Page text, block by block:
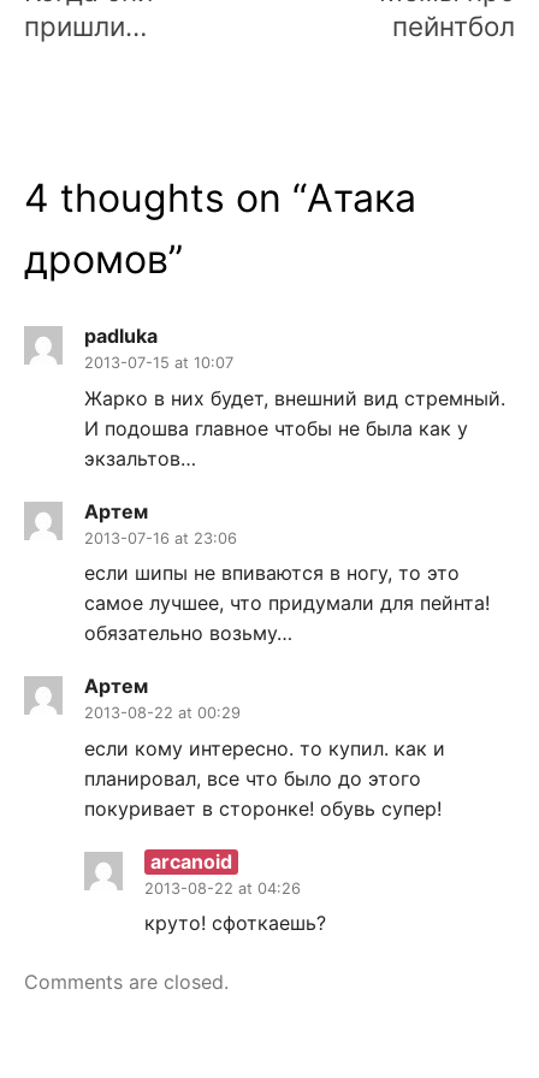
пришли…
пейнтбол
4 thoughts on “Атака
дромов”
padluka
2013-07-15 at 10:07
Жарко в них будет, внешний вид стремный.
И подошва главное чтобы не была как у
экзальтов…
Артем
2013-07-16 at 23:06
если шипы не впиваются в ногу, то это
самое лучшее, что придумали для пейнта!
обязательно возьму…
Артем
2013-08-22 at 00:29
если кому интересно. то купил. как и
планировал, все что было до этого
покуривает в сторонке! обувь супер!
arcanoid
2013-08-22 at 04:26
круто! сфоткаешь?
Comments are closed.